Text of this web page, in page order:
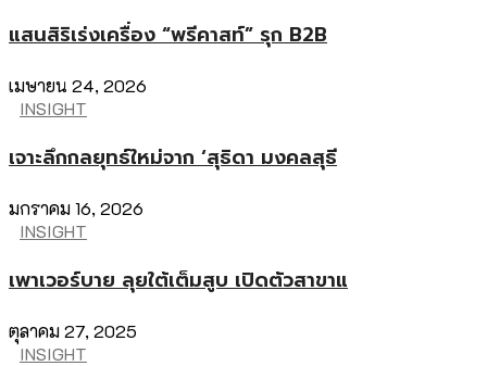
แสนสิริเร่งเครื่อง “พรีคาสท์” รุก B2B
เมษายน 24, 2026
INSIGHT
เจาะลึกกลยุทธ์ใหม่จาก ‘สุธิดา มงคลสุธี
มกราคม 16, 2026
INSIGHT
เพาเวอร์บาย ลุยใต้เต็มสูบ เปิดตัวสาขาแ
ตุลาคม 27, 2025
INSIGHT